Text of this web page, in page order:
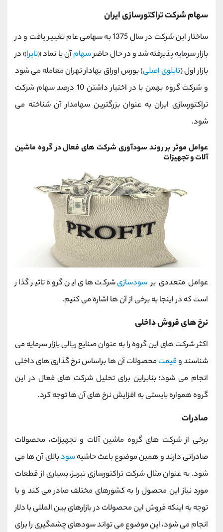
سهام شرکت تراکتورسازی ایران
ساختار این شرکت در سال 1375 به سهامی عام تغییر یافت و در
بازار سرمایه پذیرفته شد و در حال حاضرسهامآن با نماد «تایرا» در
بازار اول (تابلوی اصلی) بورس اوراق بهادار تهران معامله می شود
و شرکت گروه بهمن با در اختیار داشتن 10 درصد سهام شرکت
تراکتورسازی ایران به عنوان بزرگترین سهامدار آن شناخته می
شود.
عوامل موثر بر روند سودآوری شرکت های فعال در گروه ماشین
آلات و تجهیزات
عوامل متعددی برسودسازیشرکت های این گروه تاثیر گذار
است که در اینجا به برخی از آن ها اشاره می کنیم.
نرخ های فروش داخلی
اکثر شرکت های این گروه را به عنوان صنایع ریالی بازار سرمایه می
شناسند وقیمتمحصولات آن ها براساس نرخ گذاری های داخلی
انجام می شود؛ بنابراین برای تحلیل شرکت های فعال در این
گروه همواره بایستی به افزایش نرخ های آن ها توجه کرد.
صادرات
برخی از شرکت های گروه ماشین آلات و تجهیزات، محصولات
صادراتی دارند و همین موضوع باعث حاشیهسودبالای آن ها می
شود. به عنوان مثال شرکت تراکتورسازی تبریز، بسیاری از قطعات
مورد نیاز این محصول را به کشورهای مختلف صادر می کند و با
توجه به اینکه فروش این محصولات در بازارهای بین المللی با دلار
انجام می شود، این موضوع می تواند سودهای چشمگیری را برای